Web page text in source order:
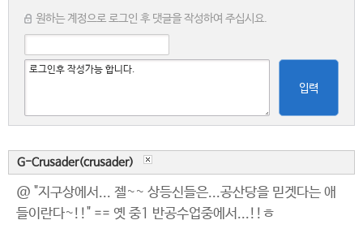
원하는 계정으로 로그인 후 댓글을 작성하여 주십시요.
입력
G-Crusader(crusader)
@ "지구상에서... 젤~~ 상등신들은...공산당을 믿겟다는 애
들이란다~!!" == 옛 중1 반공수업중에서...!!ㅎ